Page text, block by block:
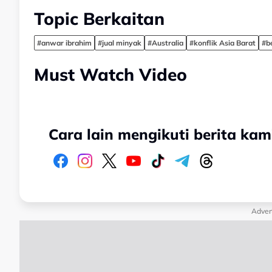
Topic Berkaitan
#anwar ibrahim #jual minyak #Australia #konflik Asia Barat
Must Watch Video
Cara lain mengikuti berita